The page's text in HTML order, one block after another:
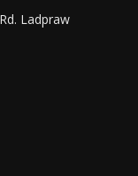
Ladpraw